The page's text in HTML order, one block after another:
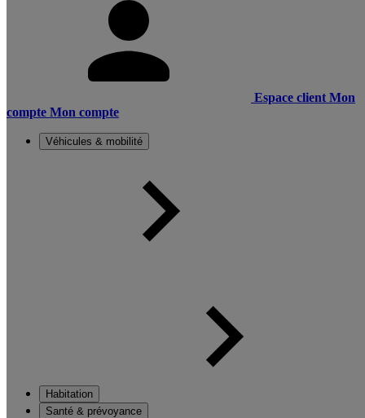
Espace client Mon
compte Mon compte
Véhicules & mobilité
Habitation
Santé & prévoyance